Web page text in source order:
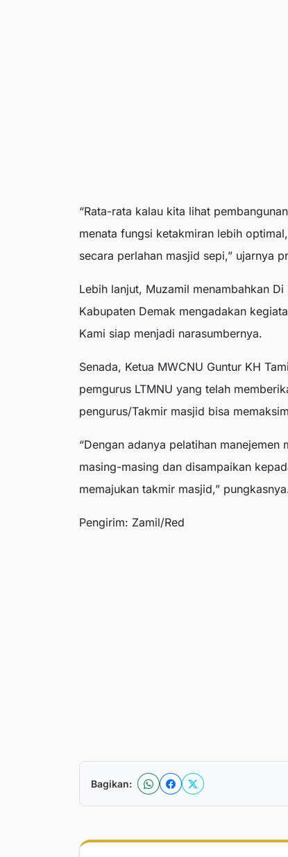
“Rata-rata kalau kita lihat
menata fungsi ketakmiran lebih
secara perlahan masjid sepi,” ujarnya
Lebih lanjut, Muzamil menambahkan
Kabupaten Demak mengadakan
Kami siap menjadi narasumbernya.
Senada, Ketua MWCNU Guntur KH
pemgurus LTMNU yang telah
pengurus/Takmir masjid bisa
“Dengan adanya pelatihan
masing-masing dan disampaikan
memajukan takmir masjid,”
Pengirim: Zamil/Red
Bagikan: